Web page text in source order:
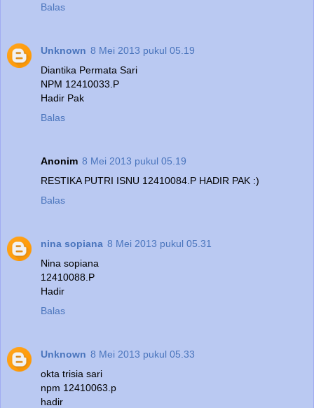
Balas
Unknown 8 Mei 2013 pukul 05.19
Diantika Permata Sari
NPM 12410033.P
Hadir Pak
Balas
Anonim 8 Mei 2013 pukul 05.19
RESTIKA PUTRI ISNU 12410084.P HADIR PAK :)
Balas
nina sopiana 8 Mei 2013 pukul 05.31
Nina sopiana
12410088.P
Hadir
Balas
Unknown 8 Mei 2013 pukul 05.33
okta trisia sari
npm 12410063.p
hadir